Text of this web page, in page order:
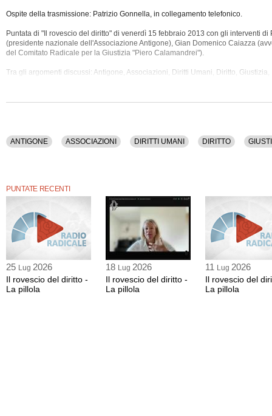
Ospite della trasmissione: Patrizio Gonnella, in collegamento telefonico.
Puntata di "Il rovescio del diritto" di venerdì 15 febbraio 2013 con gli interventi di
(presidente nazionale dell'Associazione Antigone), Gian Domenico Caiazza
del Comitato Radicale per la Giustizia "Piero Calamandrei").
Tra gli argomenti discussi: Antigone, Associazioni, Diritti Umani, Diritto,
La registrazione audio di questa puntata ha una durata di 30 minuti.
ANTIGONE ASSOCIAZIONI DIRITTI UMANI DIRITTO
PUNTATE RECENTI
25 Lug 2026
Il rovescio del diritto -
La pillola
18 Lug 2026
Il rovescio del diritto -
La pillola
11 Lug 2026
Il rovescio del
La pillola